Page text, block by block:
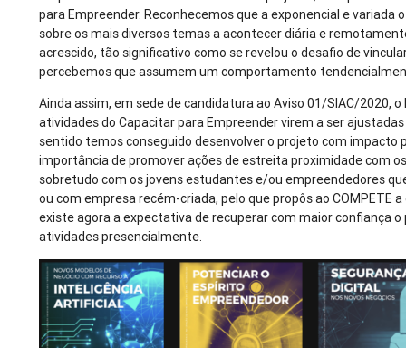
para Empreender. Reconhecemos que a exponencial e
sobre os mais diversos temas a acontecer diária e
acrescido, tão significativo como se revelou o desafio de
percebemos que assumem um comportamento
Ainda assim, em sede de candidatura ao Aviso 01/SIAC/2020,
atividades do Capacitar para Empreender virem a ser
sentido temos conseguido desenvolver o projeto com impacto
importância de promover ações de estreita proximidade com
sobretudo com os jovens estudantes e/ou empreendedores
ou com empresa recém-criada, pelo que propôs ao COMPETE
existe agora a expectativa de recuperar com maior confiança
atividades presencialmente.